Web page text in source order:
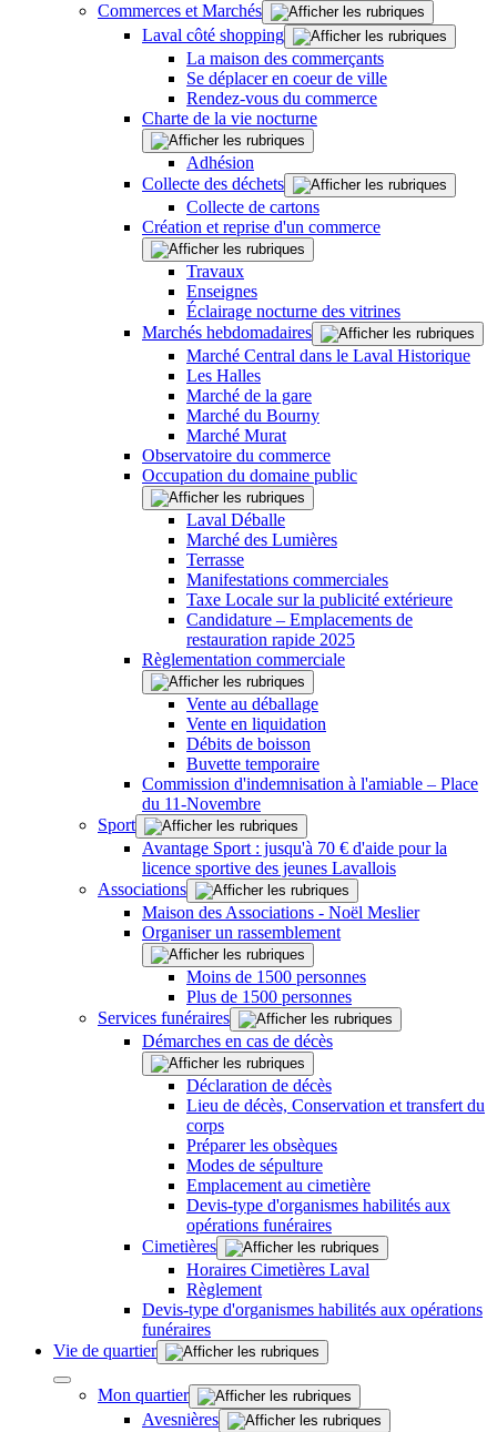
Commerces et Marchés
Laval côté shopping
La maison des commerçants
Se déplacer en coeur de ville
Rendez-vous du commerce
Charte de la vie nocturne
Adhésion
Collecte des déchets
Collecte de cartons
Création et reprise d'un commerce
Travaux
Enseignes
Éclairage nocturne des vitrines
Marchés hebdomadaires
Marché Central dans le Laval Historique
Les Halles
Marché de la gare
Marché du Bourny
Marché Murat
Observatoire du commerce
Occupation du domaine public
Laval Déballe
Marché des Lumières
Terrasse
Manifestations commerciales
Taxe Locale sur la publicité extérieure
Candidature – Emplacements de
restauration rapide 2025
Règlementation commerciale
Vente au déballage
Vente en liquidation
Débits de boisson
Buvette temporaire
Commission d'indemnisation à l'amiable – Place
du 11-Novembre
Sport
Avantage Sport : jusqu'à 70 € d'aide pour la
licence sportive des jeunes Lavallois
Associations
Maison des Associations - Noël Meslier
Organiser un rassemblement
Moins de 1500 personnes
Plus de 1500 personnes
Services funéraires
Démarches en cas de décès
Déclaration de décès
Lieu de décès, Conservation et transfert du
corps
Préparer les obsèques
Modes de sépulture
Emplacement au cimetière
Devis-type d'organismes habilités aux
opérations funéraires
Cimetières
Horaires Cimetières Laval
Règlement
Devis-type d'organismes habilités aux opérations
funéraires
Vie de quartier
Mon quartier
Avesnières